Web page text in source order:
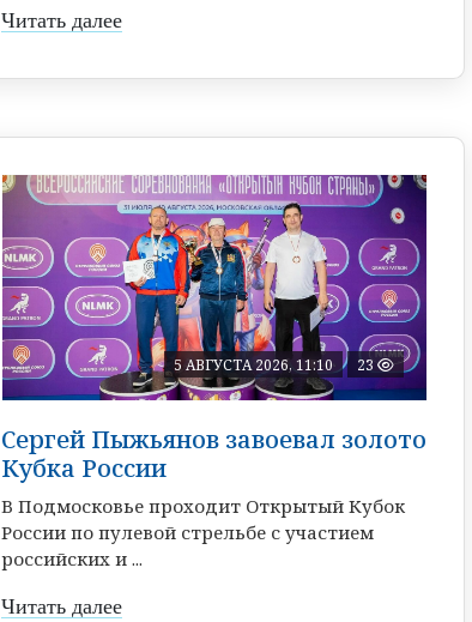
Читать далее
5 АВГУСТА 2026, 11:10 23
Сергей Пыжьянов завоевал золото
Кубка России
В Подмосковье проходит Открытый Кубок
России по пулевой стрельбе с участием
российских и ...
Читать далее